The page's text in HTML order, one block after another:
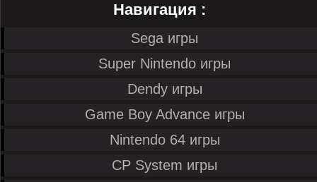
Навигация :
Sega игры
Super Nintendo игры
Dendy игры
Game Boy Advance игры
Nintendo 64 игры
CP System игры